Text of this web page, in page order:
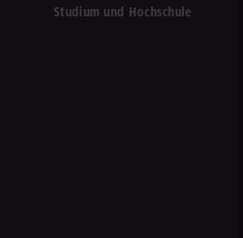
Studium und Hochschule